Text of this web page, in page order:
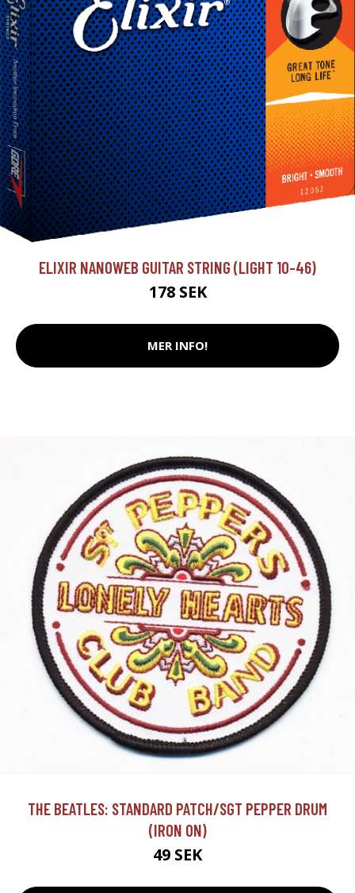
ELIXIR NANOWEB GUITAR STRING (LIGHT 10-46)
178 SEK
MER INFO!
THE BEATLES: STANDARD PATCH/SGT PEPPER DRUM
(IRON ON)
49 SEK